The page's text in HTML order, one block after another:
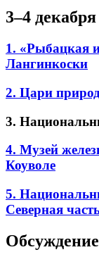
3–4
1. «Рыбацкая
Лангинкоски
2. Цари
3.
4. Музей
Коуволе
5.
Северная